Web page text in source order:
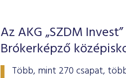
Az AKG „SZDM
Brókerképző
Több, mint 270 csapat,